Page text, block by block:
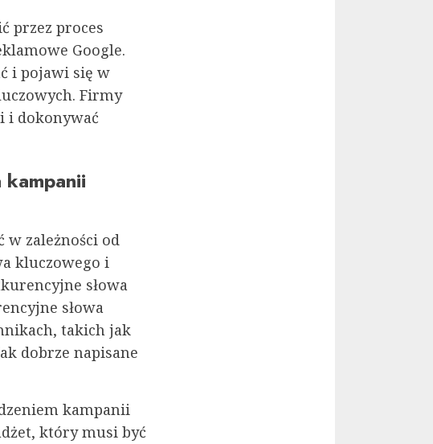
przez proces
Google.
i pojawi się w
Firmy
i dokonywać
w zależności od
kluczowego i
słowa
słowa
takich jak
dobrze napisane
kampanii
który musi być